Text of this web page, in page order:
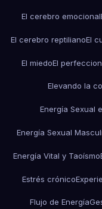
El cerebro emocional
El cerebro reptilianoEl
El miedoEl
Elevando la
Energía Sexual
Energía Sexual
Energía Vital y Taoísmo
Estrés crónico
Flujo de Energía